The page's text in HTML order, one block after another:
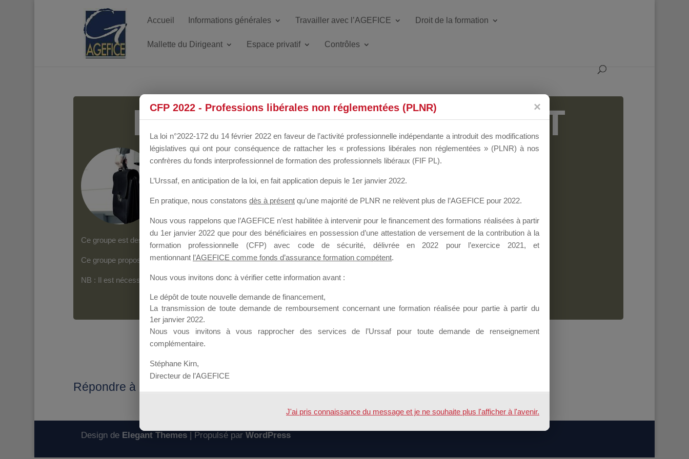
Accueil Informations générales Travailler avec l’AGEFICE Droit de la formation
Mallette du Dirigeant Espace privatif Contrôles
MALLETTE DU DIRIGEANT
Groupe Public il y a un mois
Ce groupe est destiné aux Organismes de Formation qui souhaitent répondre à l’Appel à Propositions Mallette du Dirigeant.
Ce groupe propose un forum dédié au support sur lequel il est possible de laisser un message ou poser une question.
NB : Il est nécessaire d’êtreinscrit(e)pour pouvoir rejoindre ce groupe
Répondre à : Probleme Reglement MDD 2017
Design de Elegant Themes| Propulsé par WordPress
CFP 2022 - Professions libérales non réglementées (PLNR)
La loi n°2022-172 du 14 février 2022 en faveur de l’activité professionnelle indépendante a introduit des modifications
législatives qui ont pour conséquence de rattacher les « professions libérales non réglementées » (PLNR) à nos
confrères du fonds interprofessionnel de formation des professionnels libéraux (FIF PL).
L’Urssaf, en anticipation de la loi, en fait application depuis le 1er janvier 2022.
En pratique, nous constatons dès à présent qu’une majorité de PLNR ne relèvent plus de l’AGEFICE pour 2022.
Nous vous rappelons que l’AGEFICE n’est habilitée à intervenir pour le financement des formations réalisées à partir
du 1er janvier 2022 que pour des bénéficiaires en possession d’une attestation de versement de la contribution à la
formation professionnelle (CFP) avec code de sécurité, délivrée en 2022 pour l’exercice 2021, et
mentionnant l’AGEFICE comme fonds d’assurance formation compétent.
Nous vous invitons donc à vérifier cette information avant :
Le dépôt de toute nouvelle demande de financement,
La transmission de toute demande de remboursement concernant une formation réalisée pour partie à partir du
1er janvier 2022.
Nous vous invitons à vous rapprocher des services de l’Urssaf pour toute demande de renseignement
complémentaire.
Stéphane Kirn,
Directeur de l’AGEFICE
J'ai pris connaissance du message et je ne souhaite plus l'afficher à l'avenir.